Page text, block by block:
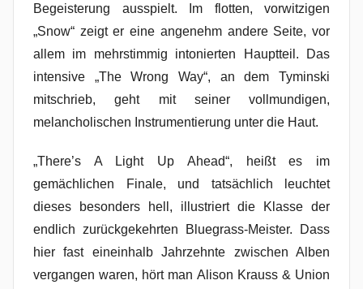
Begeisterung ausspielt. Im flotten, vorwitzigen
„Snow“ zeigt er eine angenehm andere Seite, vor
allem im mehrstimmig intonierten Hauptteil. Das
intensive „The Wrong Way“, an dem Tyminski
mitschrieb, geht mit seiner vollmundigen,
melancholischen Instrumentierung unter die Haut.
„There’s A Light Up Ahead“, heißt es im
gemächlichen Finale, und tatsächlich leuchtet
dieses besonders hell, illustriert die Klasse der
endlich zurückgekehrten Bluegrass-Meister. Dass
hier fast eineinhalb Jahrzehnte zwischen Alben
vergangen waren, hört man Alison Krauss & Union